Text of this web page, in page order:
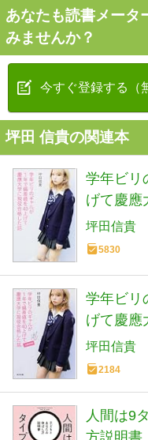
あなたも読書メータ
みませんか？
今すぐ登録する（
坪田 信貴の関連本
学年ビリ
げて慶應
坪田信貴
5830
学年ビリ
げて慶應
別版] (角
坪田信貴
2184
人間は9
方説明書